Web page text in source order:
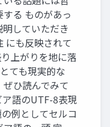
る ものがあっ
していただき
にも反映されて
上がりを地に落
ても現実的な
ぜひ読んでみて
ア語のUTF-8表現
例としてセルコ